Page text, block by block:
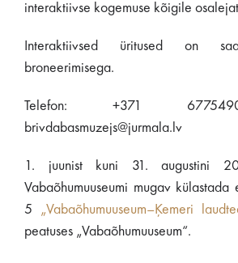
interaktiivse kogemuse kõigile
Interaktiivsed üritused on
broneerimisega.
Telefon: +371
brivdabasmuzejs@jurmala.lv
1. juunist kuni 31. augustini
Vabaõhumuuseumi mugav külastada
5
„Vabaõhumuuseum–Ķemeri
peatuses „Vabaõhumuuseum“.